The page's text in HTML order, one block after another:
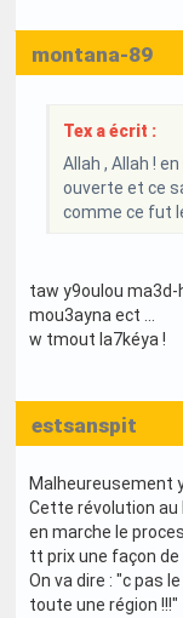
montana-89
Tex a écrit :
Allah , Allah !
ouverte et ce
comme ce fut
taw y9oulou
mou3ayna ect ...
w tmout la7kéya !
estsanspit
Malheureusement
Cette révolution au
en marche le
tt prix une façon
On va dire : "c pas
toute une région !!!"